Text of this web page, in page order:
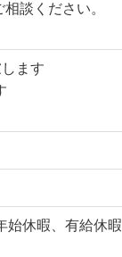
談ください。
ます
始休暇、有給休暇